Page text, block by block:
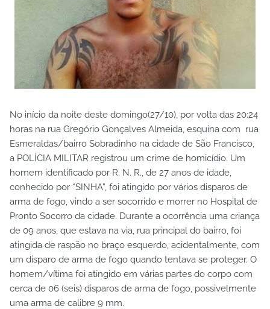
No início da noite deste domingo(27/10), por volta das 20:24
horas na rua Gregório Gonçalves Almeida, esquina com rua
Esmeraldas/bairro Sobradinho na cidade de São Francisco,
a POLÍCIA MILITAR registrou um crime de homicídio. Um
homem identificado por R. N. R., de 27 anos de idade,
conhecido por “SINHA”, foi atingido por vários disparos de
arma de fogo, vindo a ser socorrido e morrer no Hospital de
Pronto Socorro da cidade. Durante a ocorrência uma criança
de 09 anos, que estava na via, rua principal do bairro, foi
atingida de raspão no braço esquerdo, acidentalmente, com
um disparo de arma de fogo quando tentava se proteger. O
homem/vítima foi atingido em várias partes do corpo com
cerca de 06 (seis) disparos de arma de fogo, possivelmente
uma arma de calibre 9 mm.